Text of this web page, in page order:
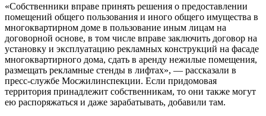
«Собственники вправе принять решения о предоставлении
помещений общего пользования и иного общего имущества в
многоквартирном доме в пользование иным лицам на
договорной основе, в том числе вправе заключить договор на
установку и эксплуатацию рекламных конструкций на фасаде
многоквартирного дома, сдать в аренду нежилые помещения,
размещать рекламные стенды в лифтах», — рассказали в
пресс-службе Мосжилинспекции. Если придомовая
территория принадлежит собственникам, то они также могут
ею распоряжаться и даже зарабатывать, добавили там.